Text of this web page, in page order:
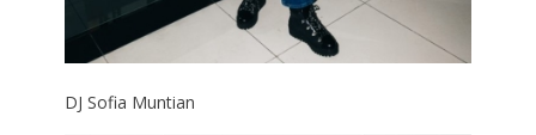
DJ Sofia Muntian